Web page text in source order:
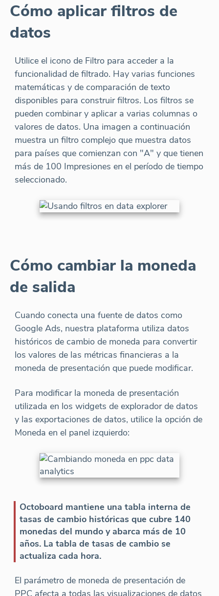
Cómo aplicar filtros de
datos
Utilice el icono de Filtro para acceder a la
funcionalidad de filtrado. Hay varias funciones
matemáticas y de comparación de texto
disponibles para construir filtros. Los filtros se
pueden combinar y aplicar a varias columnas o
valores de datos. Una imagen a continuación
muestra un filtro complejo que muestra datos
para países que comienzan con "A" y que tienen
más de 100 Impresiones en el período de tiempo
seleccionado.
Cómo cambiar la moneda
de salida
Cuando conecta una fuente de datos como
Google Ads, nuestra plataforma utiliza datos
históricos de cambio de moneda para convertir
los valores de las métricas financieras a la
moneda de presentación que puede modificar.
Para modificar la moneda de presentación
utilizada en los widgets de explorador de datos
y las exportaciones de datos, utilice la opción de
Moneda en el panel izquierdo:
Octoboard mantiene una tabla interna de
tasas de cambio históricas que cubre 140
monedas del mundo y abarca más de 10
años. La tabla de tasas de cambio se
actualiza cada hora.
El parámetro de moneda de presentación de